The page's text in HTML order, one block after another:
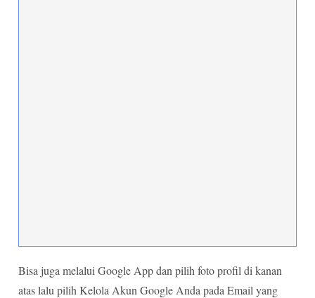
Bisa juga melalui Google App dan pilih foto profil di kanan
atas lalu pilih Kelola Akun Google Anda pada Email yang